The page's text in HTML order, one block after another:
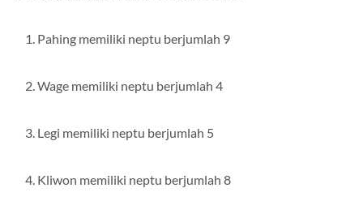
Pahing memiliki neptu berjumlah 9
Wage memiliki neptu berjumlah 4
Legi memiliki neptu berjumlah 5
Kliwon memiliki neptu berjumlah 8